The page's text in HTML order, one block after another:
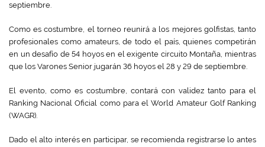
septiembre.
Como es costumbre, el torneo reunirá a los mejores golfistas, tanto
profesionales como amateurs, de todo el país, quienes competirán
en un desafío de 54 hoyos en el exigente circuito Montaña, mientras
que los Varones Senior jugarán 36 hoyos el 28 y 29 de septiembre.
El evento, como es costumbre, contará con validez tanto para el
Ranking Nacional Oficial como para el World Amateur Golf Ranking
(WAGR).
Dado el alto interés en participar, se recomienda registrarse lo antes